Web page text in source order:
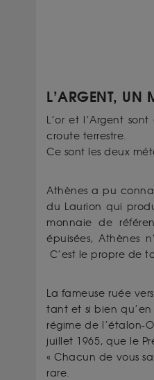
L’ARGENT, UN
L’or et l’Argent
croute terrestre.
Ce sont les deux
Athènes a pu
du Laurion qui
monnaie de
épuisées, Athènes
C’est le propre de
La fameuse ruée
tant et si bien
régime de l’étalon-
juillet 1965, que le
« Chacun de vous
rare.